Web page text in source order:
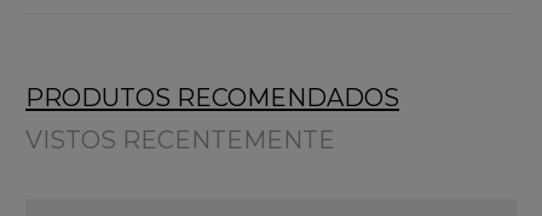
PRODUTOS RECOMENDADOS
VISTOS RECENTEMENTE